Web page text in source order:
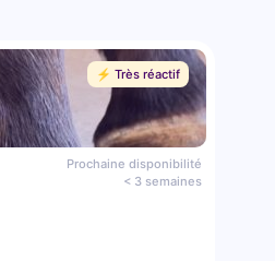
⚡️ Très réactif
Prochaine disponibilité
< 3 semaines